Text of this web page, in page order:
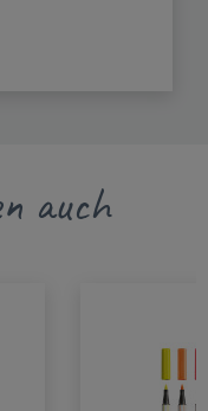
auch